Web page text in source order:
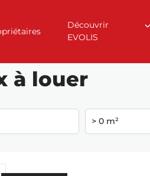
Découvrir
EVOLIS
à louer
> 0 m²